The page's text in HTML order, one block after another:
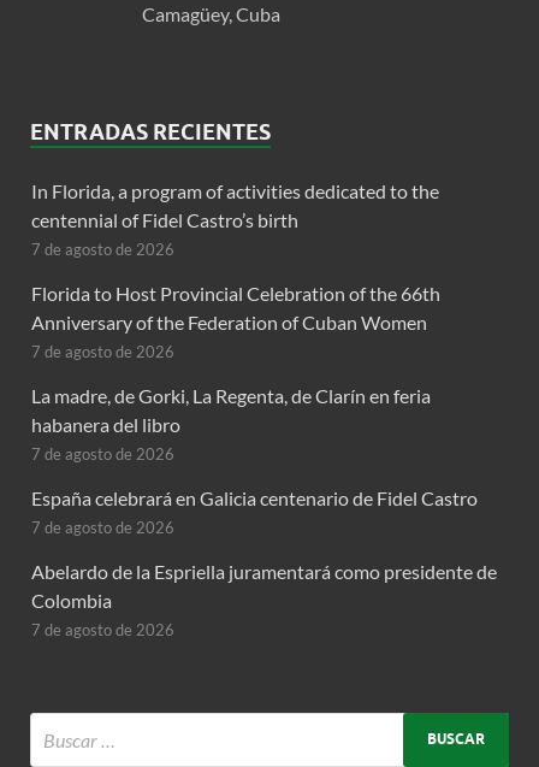
Camagüey, Cuba
ENTRADAS RECIENTES
In Florida, a program of activities dedicated to the
centennial of Fidel Castro’s birth
7 de agosto de 2026
Florida to Host Provincial Celebration of the 66th
Anniversary of the Federation of Cuban Women
7 de agosto de 2026
La madre, de Gorki, La Regenta, de Clarín en feria
habanera del libro
7 de agosto de 2026
España celebrará en Galicia centenario de Fidel Castro
7 de agosto de 2026
Abelardo de la Espriella juramentará como presidente de
Colombia
7 de agosto de 2026